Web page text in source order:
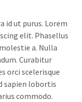
id ut purus. Lorem
elit. Phasellus
a. Nulla
Curabitur
orci scelerisque
sapien lobortis
commodo.